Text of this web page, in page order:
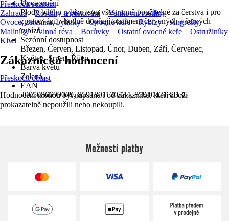
Upozornění
Plody bílého rybízu jsou všestranně použitelné za čerstva i pro
zpracování, vhodně dopňují sortiment červených a černých
rybízů.
Sezónní dostupnost
Březen, Červen, Listopad, Únor, Duben, Září, Červenec,
Květen, Srpen, Říjen
Barva květu
Zelená
EAN
2005086699009, 8591801130734, 8594042130136
Přeskočit seznam
Zahrada
Rostliny a pěstování
Venkovní rostliny
Ovoce, zelenina, bylinky
Ovocné keře Rybízy
Angrešty
Maliníky
Vinná réva Borůvky Ostatní ovocné keře
Ostružiníky
Kiwi
Zákaznická hodnocení
Přeskočit oblast
Hodnocení mohou být napsána i od zákazníků, kteří zboží
prokazatelně nepoužili nebo nekoupili.
Možnosti platby